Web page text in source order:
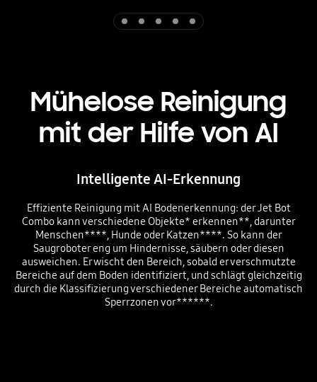
Mühelose Reinigung
mit der Hilfe von AI
Intelligente AI-Erkennung
Effiziente Reinigung mit AI Bodenerkennung: der Jet Bot
Combo kann verschiedene Objekte* erkennen**, darunter
Menschen****, Hunde oder Katzen****. So kann der
Saugroboter eng um Hindernisse, säubern oder diesen
ausweichen. Er wischt den Bereich, sobald er verschmutzte
Bereiche auf dem Boden identifiziert, und schlägt gleichzeitig
durch die Klassifizierung verschiedener Bereiche automatisch
Sperrzonen vor******.